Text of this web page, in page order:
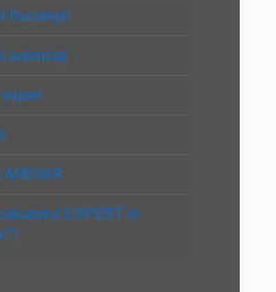
Bucureşti
autorizaţi
expert
ANEVAR
EXPERT în